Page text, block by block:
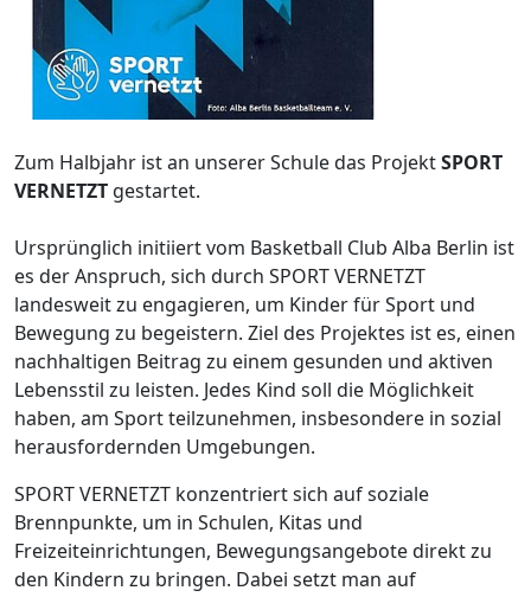
Zum Halbjahr ist an unserer Schule das ProjektSPORT
VERNETZT gestartet.
Ursprünglich initiiert vom Basketball Club Alba Berlin ist
es der Anspruch, sich durch SPORT VERNETZT
landesweit zu engagieren, um Kinder für Sport und
Bewegung zu begeistern. Ziel des Projektes ist es, einen
nachhaltigen Beitrag zu einem gesunden und aktiven
Lebensstil zu leisten. Jedes Kind soll die Möglichkeit
haben, am Sport teilzunehmen, insbesondere in sozial
herausfordernden Umgebungen.
SPORT VERNETZT konzentriert sich auf soziale
Brennpunkte, um in Schulen, Kitas und
Freizeiteinrichtungen, Bewegungsangebote direkt zu
den Kindern zu bringen. Dabei setzt man auf